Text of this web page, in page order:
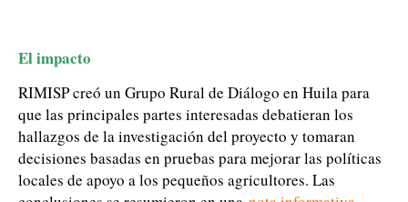
El impacto
RIMISP creó un Grupo Rural de Diálogo en Huila para
que las principales partes interesadas debatieran los
hallazgos de la investigación del proyecto y tomaran
decisiones basadas en pruebas para mejorar las políticas
locales de apoyo a los pequeños agricultores. Las